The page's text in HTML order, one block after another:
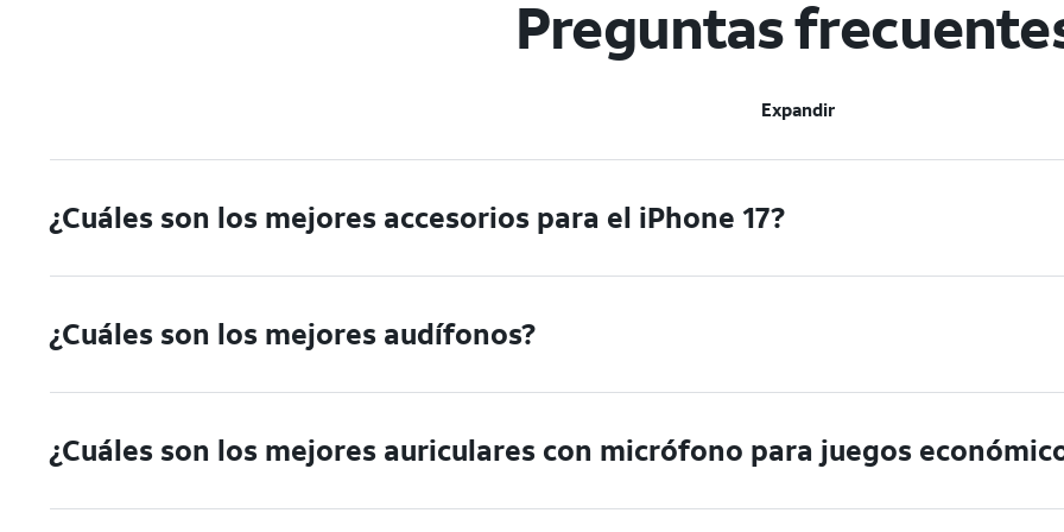
Preguntas
Expandir
¿Cuáles son los mejores accesorios para el iPhone 17?
¿Cuáles son los mejores audífonos?
¿Cuáles son los mejores auriculares con micrófono para juegos